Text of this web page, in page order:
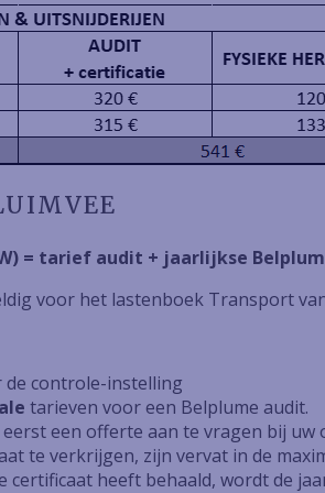
= tarief audit + jaarlijkse
voor het lastenboek Transport
controle-instelling
tarieven voor een Belplume audit.
een offerte aan te vragen bij
te verkrijgen, zijn vervat in de
certificaat heeft behaald, wordt de